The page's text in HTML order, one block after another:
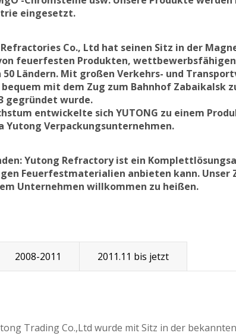
eingesetzt.
Co., Ltd hat seinen Sitz in der
feuerfesten Produkten,
50 Ländern. Mit großen Verkehrs- und
mit dem Zug zum Bahnhof Zabaikalsk
gegründet wurde.
entwickelte sich YUTONG zu einem
Yutong Verpackungsunternehmen.
Yutong Refractory ist ein
Feuerfestmaterialien anbieten kann.
Unternehmen willkommen zu heißen.
2008-2011 2011.11 bis jetzt
Trading Co.,Ltd wurde mit Sitz in der